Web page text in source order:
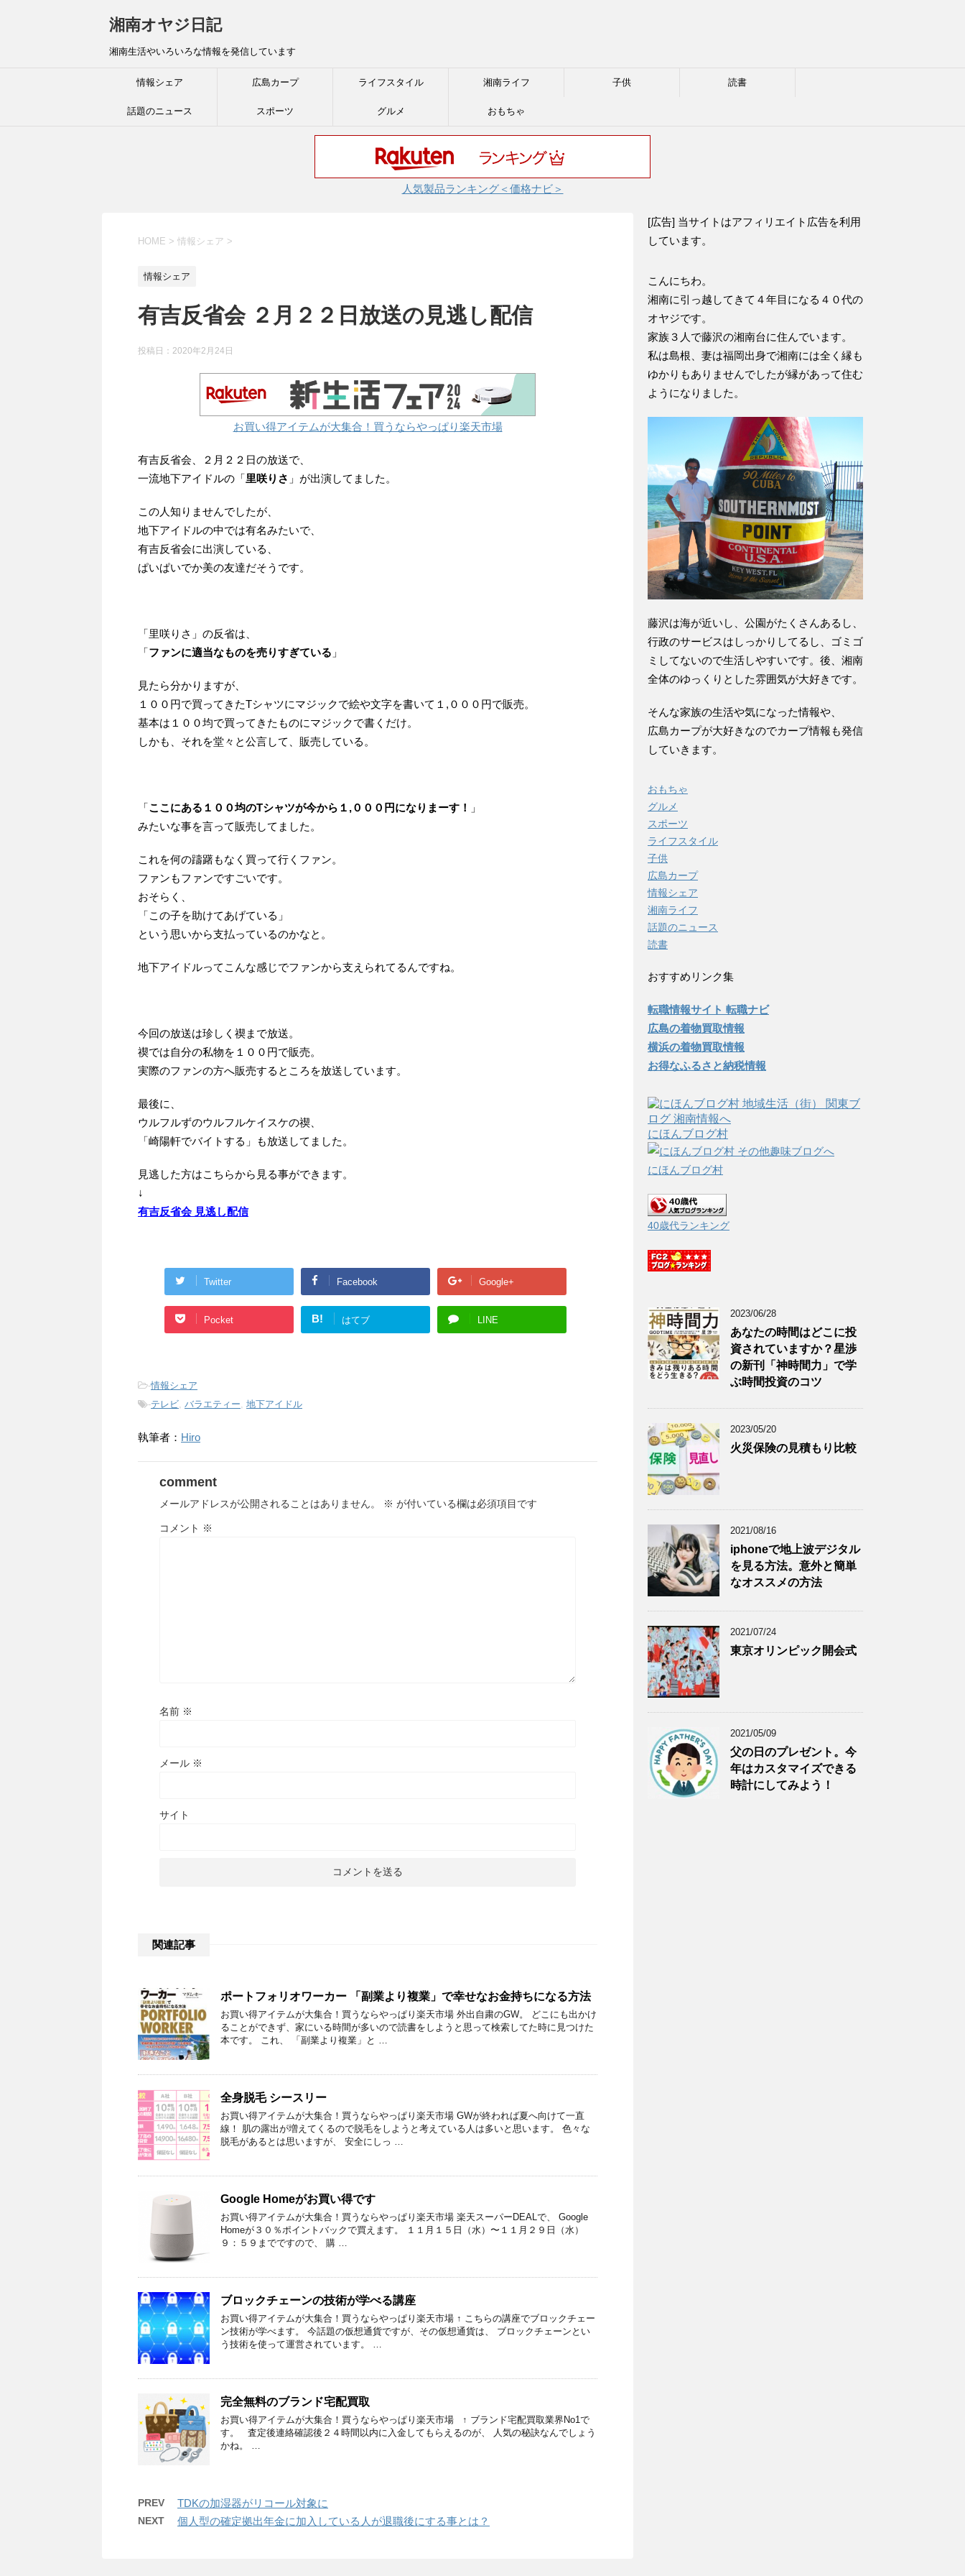
湘南オヤジ日記
湘南生活やいろいろな情報を発信しています
情報シェア 広島カープ ライフスタイル 湘南ライフ 子供 読書
話題のニュース スポーツ グルメ おもちゃ
人気製品ランキング＜価格ナビ＞
HOME > 情報シェア >
情報シェア
有吉反省会 ２月２２日放送の見逃し配信
投稿日： 2020年2月24日
お買い得アイテムが大集合！買うならやっぱり楽天市場
有吉反省会、２月２２日の放送で、
一流地下アイドルの「里咲りさ 」が出演してました。
この人知りませんでしたが、
地下アイドルの中では有名みたいで、
有吉反省会に出演している、
ぱいぱいでか美の友達だそうです。
「里咲りさ」の反省は、
「ファンに適当なものを売りすぎている 」
見たら分かりますが、
１００円で買ってきたTシャツにマジックで絵や文字を書いて１,０００円で販売。
基本は１００均で買ってきたものにマジックで書くだけ。
しかも、それを堂々と公言して、販売している。
「ここにある１００均のTシャツが今から１,０００円になりまーす！
」
みたいな事を言って販売してました。
これを何の躊躇もなく買って行くファン。
ファンもファンですごいです。
おそらく、
「この子を助けてあげている」
という思いから支払っているのかなと。
地下アイドルってこんな感じでファンから支えられてるんですね。
今回の放送は珍しく禊まで放送。
禊では自分の私物を１００円で販売。
実際のファンの方へ販売するところを放送しています。
最後に、
ウルフルずのウルフルケイスケの禊、
「崎陽軒でバイトする」も放送してました。
見逃した方はこちらから見る事ができます。
↓
有吉反省会 見逃し配信
Twitter Facebook Google+
Pocket B! はてブ LINE
-情報シェア
-テレビ, バラエティー, 地下アイドル
執筆者： Hiro
comment
メールアドレスが公開されることはありません。 ※ が付いている欄は必須項目です
コメント ※
名前 ※
メール ※
サイト
関連記事
ポートフォリオワーカー 「副業より複業」で幸せなお金持ちになる方法
お買い得アイテムが大集合！買うならやっぱり楽天市場 外出自粛のGW。 どこにも出かけ
ることができず、家にいる時間が多いので読書をしようと思って検索してた時に見つけた
本です。 これ、 「副業より複業」と …
全身脱毛 シースリー
お買い得アイテムが大集合！買うならやっぱり楽天市場 GWが終われば夏へ向けて一直
線！ 肌の露出が増えてくるので脱毛をしようと考えている人は多いと思います。 色々な
脱毛があるとは思いますが、 安全にしっ …
Google Homeがお買い得です
お買い得アイテムが大集合！買うならやっぱり楽天市場 楽天スーパーDEALで、 Google
Homeが３０％ポイントバックで買えます。 １１月１５日（水）〜１１月２９日（水）
９：５９までですので、 購 …
ブロックチェーンの技術が学べる講座
お買い得アイテムが大集合！買うならやっぱり楽天市場 ↑ こちらの講座でブロックチェー
ン技術が学べます。 今話題の仮想通貨ですが、その仮想通貨は、 ブロックチェーンとい
う技術を使って運営されています。 …
完全無料のブランド宅配買取
お買い得アイテムが大集合！買うならやっぱり楽天市場 ↑ ブランド宅配買取業界No1で
す。 査定後連絡確認後２４時間以内に入金してもらえるのが、 人気の秘訣なんでしょう
かね。 …
PREV TDKの加湿器がリコール対象に
NEXT 個人型の確定拠出年金に加入している人が退職後にする事とは？
[広告] 当サイトはアフィリエイト広告を利用
しています。
こんにちわ。
湘南に引っ越してきて４年目になる４０代の
オヤジです。
家族３人で藤沢の湘南台に住んでいます。
私は島根、妻は福岡出身で湘南には全く縁も
ゆかりもありませんでしたが縁があって住む
ようになりました。
藤沢は海が近いし、公園がたくさんあるし、
行政のサービスはしっかりしてるし、ゴミゴ
ミしてないので生活しやすいです。後、湘南
全体のゆっくりとした雰囲気が大好きです。
そんな家族の生活や気になった情報や、
広島カープが大好きなのでカープ情報も発信
していきます。
おもちゃ
グルメ
スポーツ
ライフスタイル
子供
広島カープ
情報シェア
湘南ライフ
話題のニュース
読書
おすすめリンク集
転職情報サイト 転職ナビ
広島の着物買取情報
横浜の着物買取情報
お得なふるさと納税情報
にほんブログ村
にほんブログ村
40歳代ランキング
2023/06/28
あなたの時間はどこに投
資されていますか？星渉
の新刊「神時間力」で学
ぶ時間投資のコツ
2023/05/20
火災保険の見積もり比較
2021/08/16
iphoneで地上波デジタル
を見る方法。意外と簡単
なオススメの方法
2021/07/24
東京オリンピック開会式
2021/05/09
父の日のプレゼント。今
年はカスタマイズできる
時計にしてみよう！